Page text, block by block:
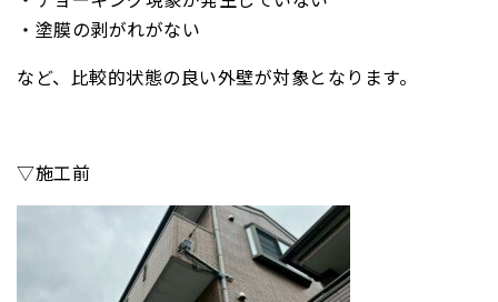
・塗膜の剥がれがない
など、比較的状態の良い外壁が対象となります。
▽施工前